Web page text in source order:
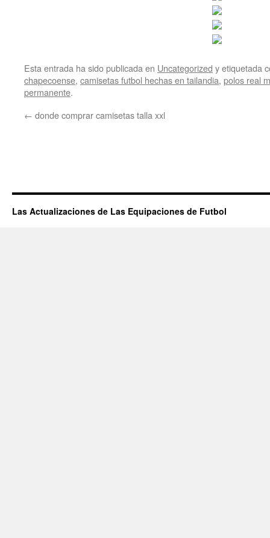
Esta entrada ha sido publicada en Uncategorized y etiquetada
chapecoense, camisetas futbol hechas en tailandia, polos real
permanente.
← donde comprar camisetas talla xxl
Las Actualizaciones de Las Equipaciones de Futbol